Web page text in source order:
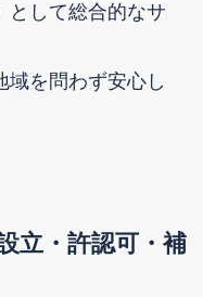
として総合的なサ
域を問わず安心し
立・許認可・補